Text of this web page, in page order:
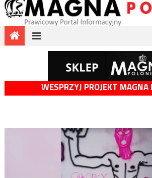
WESPRZYJ PROJEKT MAGNA